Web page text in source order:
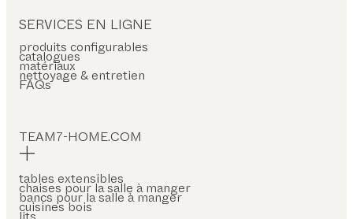
SERVICES EN LIGNE
produits configurables
catalogues
matériaux
nettoyage & entretien
FAQs
TEAM7-HOME.COM
tables extensibles
chaises pour la salle à manger
bancs pour la salle à manger
cuisines bois